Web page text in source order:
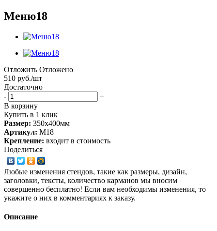
Меню18
Отложить Отложено
510 руб./шт
Достаточно
-
+
В корзину
Купить в 1 клик
Размер: 350х400мм
Артикул: М18
Крепление: входит в стоимость
Поделиться
Любые изменения стендов, такие как размеры, дизайн,
заголовки, тексты, количество карманов мы вносим
совершенно бесплатно! Если вам необходимы изменения, то
укажите о них в комментариях к заказу.
Описание